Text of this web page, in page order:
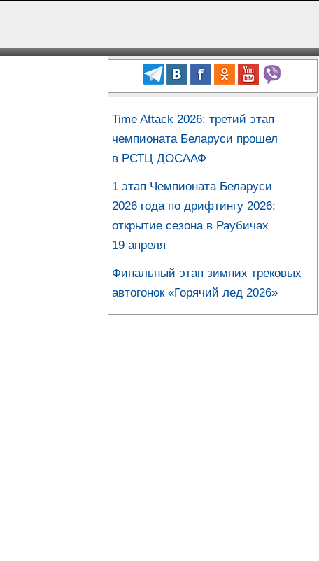
Time Attack 2026: третий этап
чемпионата Беларуси прошел
в РСТЦ ДОСААФ
1 этап Чемпионата Беларуси
2026 года по дрифтингу 2026:
открытие сезона в Раубичах
19 апреля
Финальный этап зимних трековых
автогонок «Горячий лед 2026»